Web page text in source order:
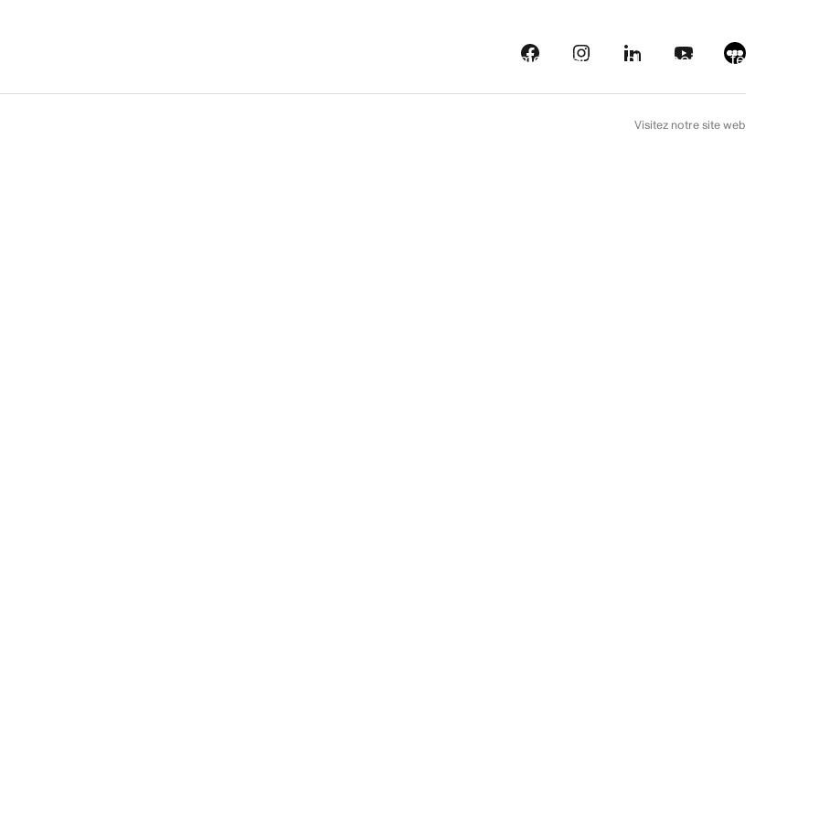
Plateformes À l’arrière plan Choix de téléfilm
Visitez notre site web